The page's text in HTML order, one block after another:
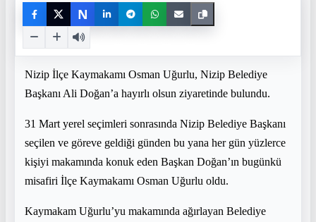
N
Nizip İlçe Kaymakamı Osman Uğurlu, Nizip Belediye
Başkanı Ali Doğan’a hayırlı olsun ziyaretinde bulundu.
31 Mart yerel seçimleri sonrasında Nizip Belediye Başkanı
seçilen ve göreve geldiği günden bu yana her gün yüzlerce
kişiyi makamında konuk eden Başkan Doğan’ın bugünkü
misafiri İlçe Kaymakamı Osman Uğurlu oldu.
Kaymakam Uğurlu’yu makamında ağırlayan Belediye